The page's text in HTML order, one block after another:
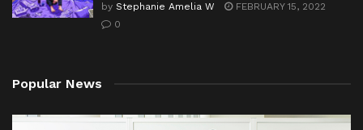
by Stephanie Amelia W
FEBRUARY 15, 2022
0
Popular News